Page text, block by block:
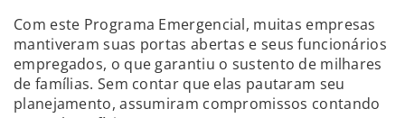
Com este Programa Emergencial, muitas empresas
mantiveram suas portas abertas e seus funcionários
empregados, o que garantiu o sustento de milhares
de famílias. Sem contar que elas pautaram seu
planejamento, assumiram compromissos contando